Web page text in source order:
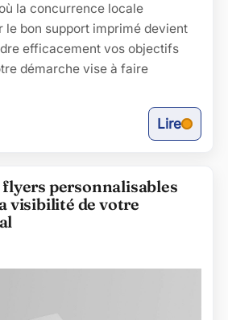
la concurrence locale
le bon support imprimé devient
efficacement vos objectifs
démarche vise à faire
Lire
flyers personnalisables
visibilité de votre